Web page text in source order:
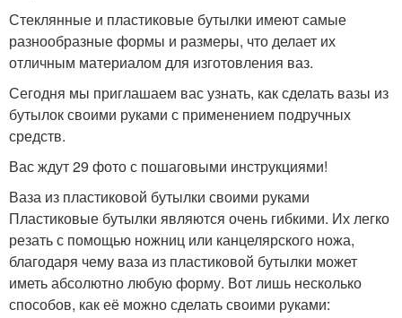
Стильные вазы Ваза в стиле
Ваза из стеклянных
бутылок
Ваза из деревянного
полена
Плетеная ваза
Стеклянные и пластиковые бутылки имеют самые
разнообразные формы и размеры, что делает их
отличным материалом для изготовления ваз.
Сегодня мы приглашаем вас узнать, как сделать вазы из
бутылок своими руками с применением подручных
средств.
Вас ждут 29 фото с пошаговыми инструкциями!
Ваза из пластиковой бутылки своими руками
Пластиковые бутылки являются очень гибкими. Их легко
резать с помощью ножниц или канцелярского ножа,
благодаря чему ваза из пластиковой бутылки может
иметь абсолютно любую форму. Вот лишь несколько
способов, как её можно сделать своими руками: